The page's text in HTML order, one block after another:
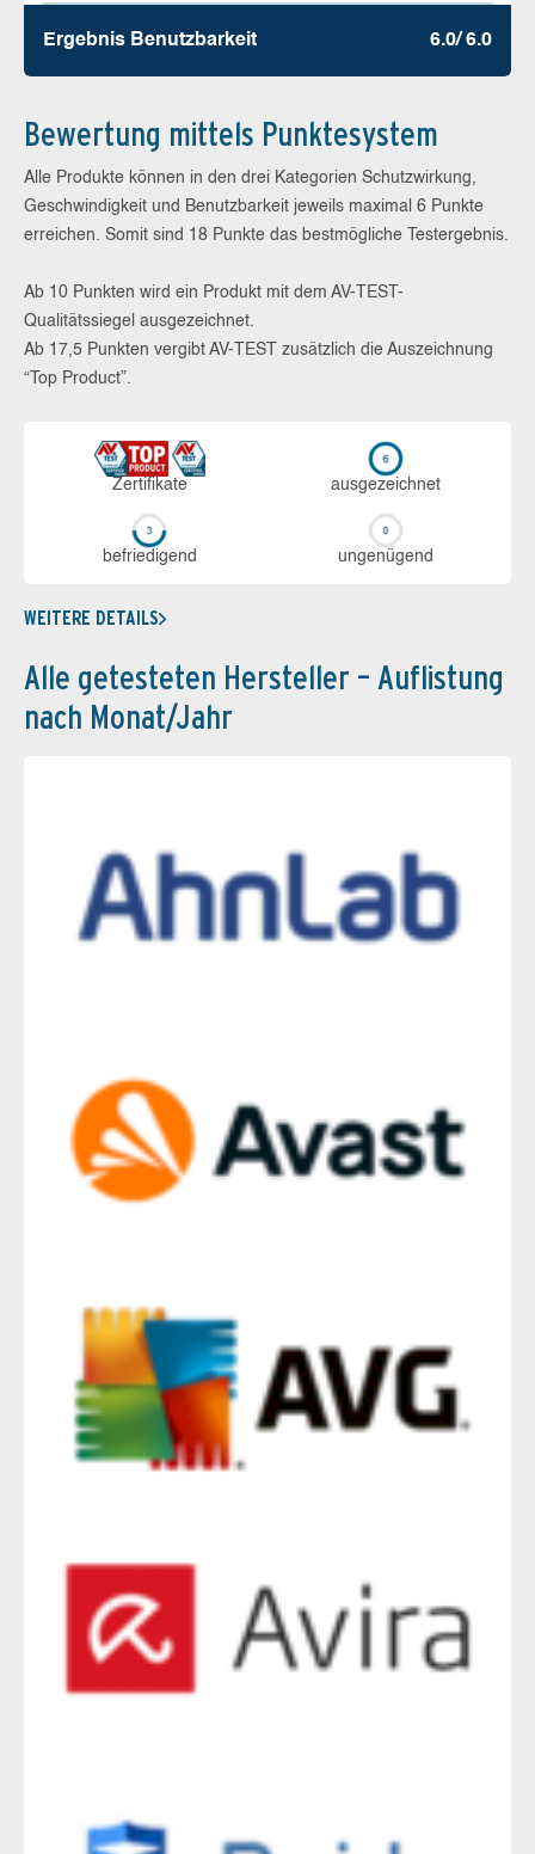
Ergebnis Benutz­barkeit 6.0/ 6.0
Bewertung mittels Punktesystem
Alle Produkte können in den drei Kategorien Schutzwirkung,
Geschwindigkeit und Benutzbarkeit jeweils maximal 6 Punkte
erreichen. Somit sind 18 Punkte das bestmögliche Testergebnis.
Ab 10 Punkten wird ein Produkt mit dem AV-TEST-
Qualitätssiegel ausgezeichnet.
Ab 17,5 Punkten vergibt AV-TEST zusätzlich die Auszeichnung
“Top Product”.
Zerti­fikate aus­ge­zeich­net
be­frie­di­gend un­ge­nü­gend
WEITERE DETAILS
Alle getesteten Hersteller – Auflistung
nach Monat/Jahr